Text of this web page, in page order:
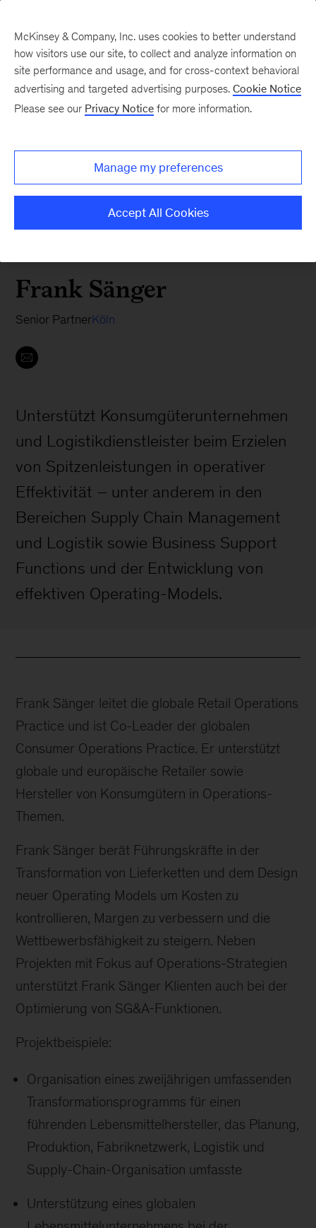
Frank Sänger
Senior PartnerKöln
Unterstützt Konsumgüterunternehmen
und Logistikdienstleister beim Erzielen
von Spitzenleistungen in operativer
Effektivität – unter anderem in den
Bereichen Supply Chain Management
und Logistik sowie Business Support
Functions und der Entwicklung von
effektiven Operating-Models.
Frank Sänger leitet die globale Retail Operations
Practice und ist Co-Leader der globalen
Consumer Operations Practice. Er unterstützt
globale und europäische Retailer sowie
Hersteller von Konsumgütern in Operations-
Themen.
Frank Sänger berät Führungskräfte in der
Transformation von Lieferketten und dem Design
neuer Operating Models um Kosten zu
kontrollieren, Margen zu verbessern und die
Wettbewerbsfähigkeit zu steigern. Neben
Projekten mit Fokus auf Operations-Strategien
unterstützt Frank Sänger Klienten auch bei der
Optimierung von SG&A-Funktionen.
Projektbeispiele:
Organisation eines zweijährigen umfassenden
Transformationsprogramms für einen
führenden Lebensmittelhersteller, das Planung,
Produktion, Fabriknetzwerk, Logistik und
Supply-Chain-Organisation umfasste
Unterstützung eines globalen
McKinsey & Company, Inc. uses cookies to better understand
how visitors use our site, to collect and analyze information on
site performance and usage, and for cross-context behavioral
advertising and targeted advertising purposes. Cookie Notice
Please see our Privacy Notice for more information.
Manage my preferences
Accept All Cookies